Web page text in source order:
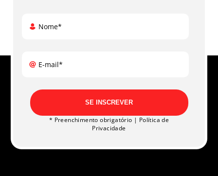
Nome*
E-mail*
SE INSCREVER
* Preenchimento obrigatório | Política de
Privacidade